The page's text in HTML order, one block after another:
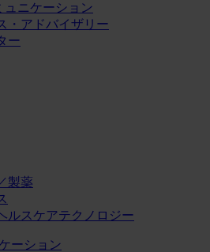
ュニケーション
・アドバイザリー
ー
製薬
ルスケアテクノロジー
ーション